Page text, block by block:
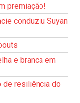
premiação!
conduziu Suyan
e branca em
de resiliência do